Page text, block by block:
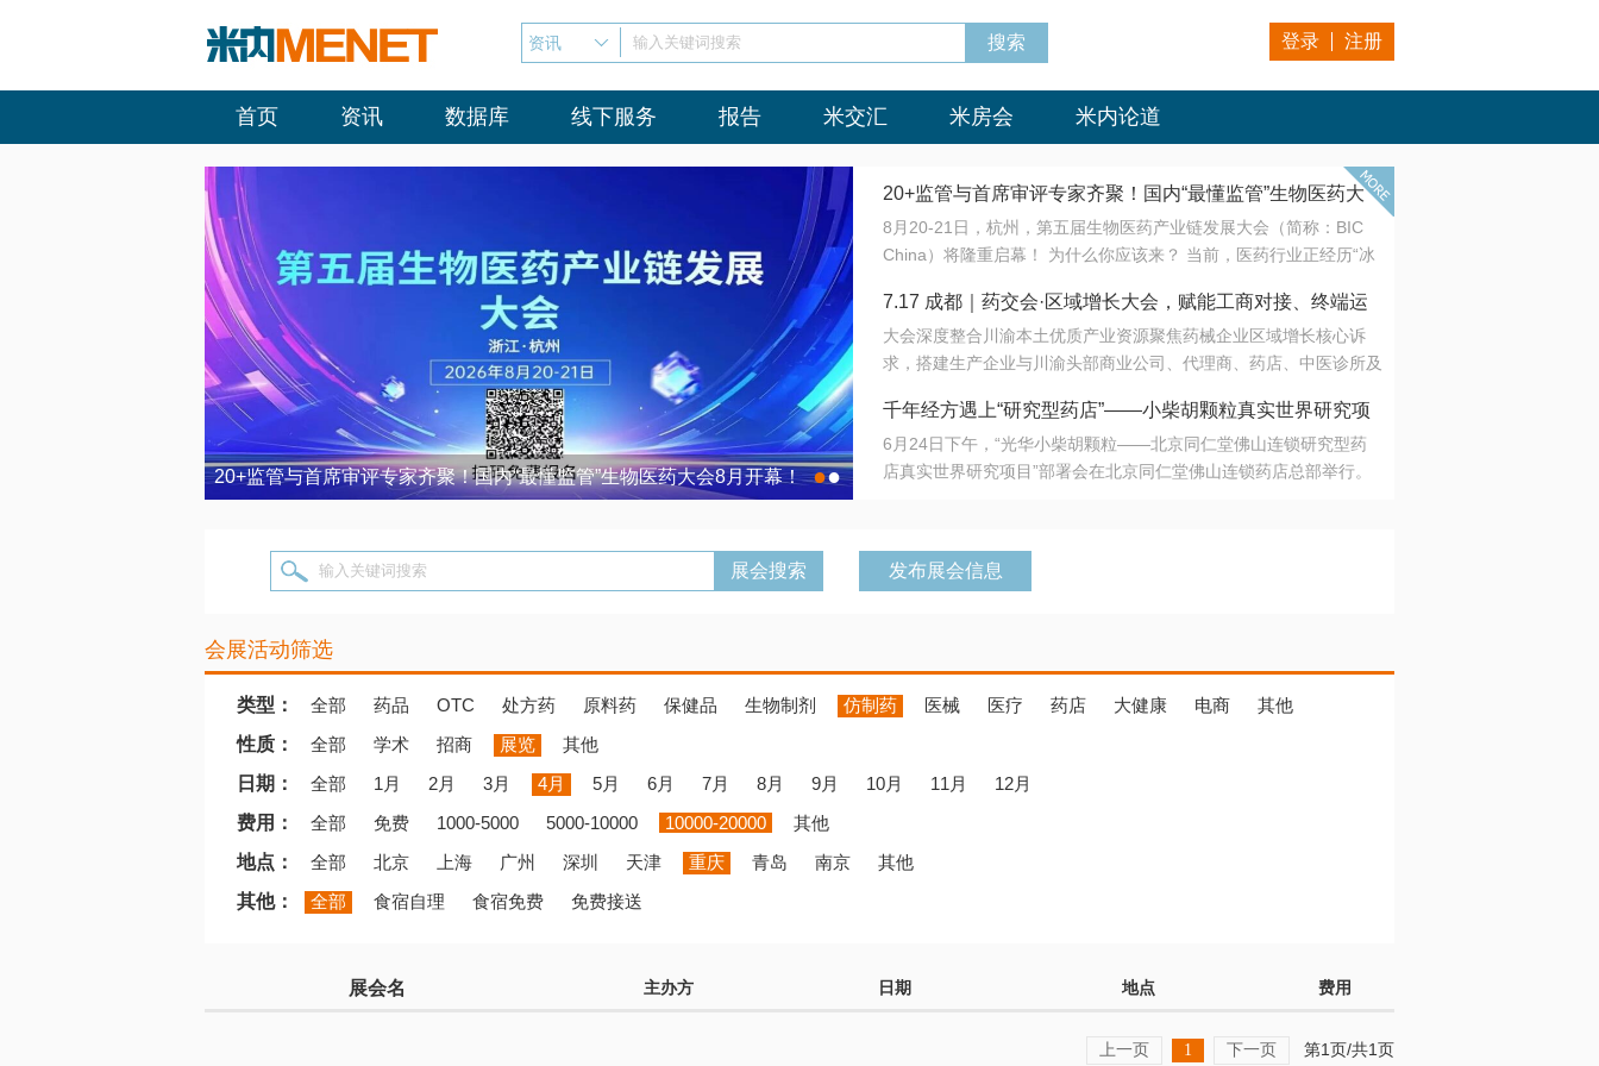
资讯 输入关键词搜索 登录 注册
首页 资讯 数据库 线下服务 报告 米交汇 米房会 米内论道
20+监管与首席审评专家齐聚！国内“最懂监管”生物医药大会8月开幕！ 7.17 成都｜药交会·区域增长大会，赋能工商对接、终端运营
●●
20+监管与首席审评专家齐聚！国内“最懂监管”生物医药大
会8月开幕！
8月20-21日，杭州，第五届生物医药产业链发展大会（简称：BIC
China）将隆重启幕！ 为什么你应该来？ 当前，医药行业正经历“冰
法正重新定义研发效率；另一端是创新药“最后一公里”的支付与入院
难题，呼唤更成熟的产业生态。 同质化“内卷”已无出路，全产业链协
同与出海能力建设才是破局关键。 本届大会以 “重构生态，定义未
算力突围；从中药创新、复杂药物制剂、CGT、多肽与小核酸的技
术攻坚，到CDMO的柔性智造。 我们致力于打破壁垒，让“实验
室”与“生产线”、“研发端”与“支付端”深度对话，更让监管、产业、资
7.17 成都｜药交会·区域增长大会，赋能工商对接、终端运
营
大会深度整合川渝本土优质产业资源聚焦药械企业区域增长核心诉
求，搭建生产企业与川渝头部商业公司、代理商、药店、中医诊所及
域增量份额夯实西南市场战略布局
千年经方遇上“研究型药店”——小柴胡颗粒真实世界研究项
目在北京同仁堂佛山连锁启动
6月24日下午，“光华小柴胡颗粒——北京同仁堂佛山连锁研究型药
店真实世界研究项目”部署会在北京同仁堂佛山连锁药店总部举行。
输入关键词搜索 发布展会信息
会展活动筛选
类型： 全部 药品 OTC 处方药 原料药 保健品 生物制剂 仿制药 医械 医疗 药店 大健康 电商
其他
性质：
全部 学术 招商 展览
其他
日期：
全部 1月 2月 3月 4月 5月 6月 7月 8月 9月 10月 11月
12月
费用：
全部 免费 1000-5000 5000-10000 10000-20000
其他
地点：
全部 北京 上海 广州 深圳 天津 重庆 青岛 南京
其他
其他：
全部 食宿自理 食宿免费 免费接送
展会名 主办方 日期 地点 费用
上一页 1 下一页 第1页/共1页